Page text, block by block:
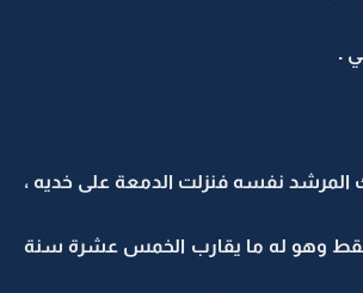
.
المرشد نفسه فنزلت الدمعة على خديه ،
وهو له ما يقارب الخمس عشرة سنة